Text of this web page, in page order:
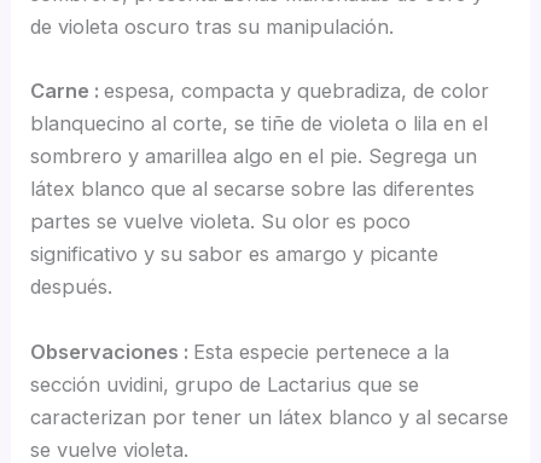
de violeta oscuro tras su manipulación.
Carne :espesa, compacta y quebradiza, de color
blanquecino al corte, se tiñe de violeta o lila en el
sombrero y amarillea algo en el pie. Segrega un
látex blanco que al secarse sobre las diferentes
partes se vuelve violeta. Su olor es poco
significativo y su sabor es amargo y picante
después.
Observaciones : Esta especie pertenece a la
sección uvidini, grupo de Lactarius que se
caracterizan por tener un látex blanco y al secarse
se vuelve violeta.